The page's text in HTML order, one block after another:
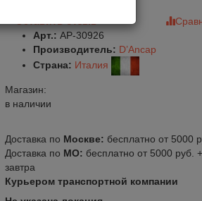
Арт.: AP-30926
Производитель: D’Ancap
Страна: Италия
Магазин:
в наличии
Доставка по Москве: бесплатно от 5000
Доставка по МО: бесплатно от 5000 руб.
завтра
Курьером транспортной компании